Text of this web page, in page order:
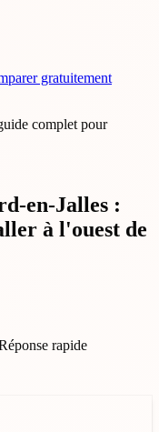
gratuitement
en-Jalles :
à l'ouest de
rapide